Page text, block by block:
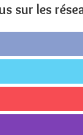
sur les